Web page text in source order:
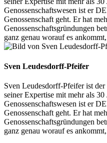
Genossenschaftswesen ist er
Genossenschaft geht. Er hat
Genossenschaftsgründungen
ganz genau worauf es
Sven Leudesdorff-Pfeifer
Sven Leudesdorff-Pfeifer ist
seiner Expertise mit mehr als
Genossenschaftswesen ist er
Genossenschaft geht. Er hat
Genossenschaftsgründungen
ganz genau worauf es